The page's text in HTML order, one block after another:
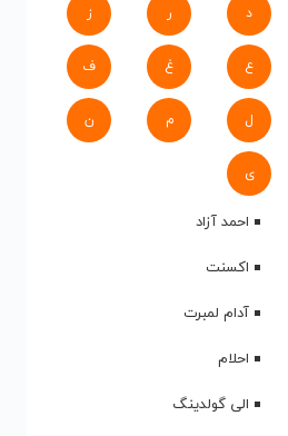
د ر ز
ع غ ف
ل م ن
ی
احمد آزاد
اکسنت
آدام لمبرت
احلام
الی گولدینگ